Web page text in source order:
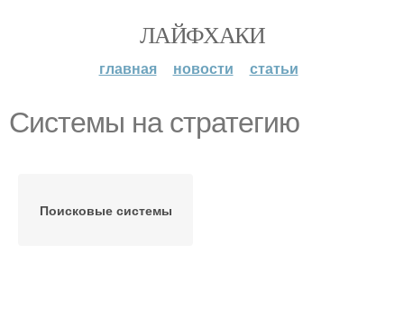
ЛАЙФХАКИ
главная новости статьи
Системы на стратегию
Поисковые системы